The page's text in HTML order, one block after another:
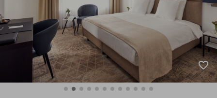
favorite_border